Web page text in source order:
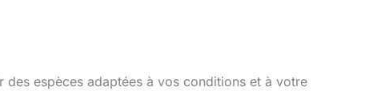
des espèces adaptées à vos conditions et à votre